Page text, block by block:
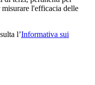
l'efficacia delle
l’Informativa sui